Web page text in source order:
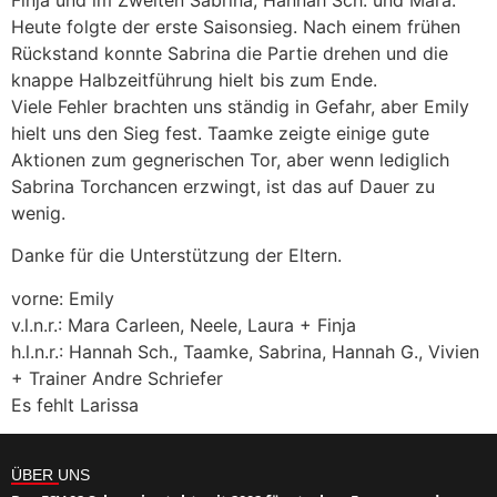
Heute folgte der erste Saisonsieg. Nach einem frühen
Rückstand konnte Sabrina die Partie drehen und die
knappe Halbzeitführung hielt bis zum Ende.
Viele Fehler brachten uns ständig in Gefahr, aber Emily
hielt uns den Sieg fest. Taamke zeigte einige gute
Aktionen zum gegnerischen Tor, aber wenn lediglich
Sabrina Torchancen erzwingt, ist das auf Dauer zu
wenig.
Danke für die Unterstützung der Eltern.
vorne: Emily
v.l.n.r.: Mara Carleen, Neele, Laura + Finja
h.l.n.r.: Hannah Sch., Taamke, Sabrina, Hannah G., Vivien
+ Trainer Andre Schriefer
Es fehlt Larissa
ÜBER UNS